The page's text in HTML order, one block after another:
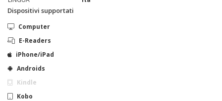
Dispositivi supportati
Computer
E-Readers
iPhone/iPad
Androids
Kindle
Kobo